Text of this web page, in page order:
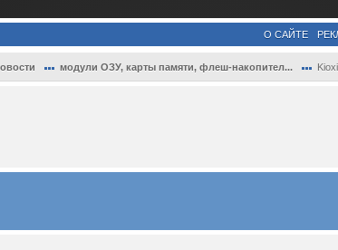
О САЙТЕ
модули ОЗУ, карты памяти, флеш-накопител... Kioxia